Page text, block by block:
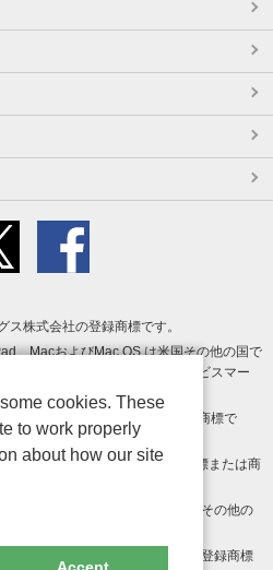
株式会社の登録商標です。
、MacおよびMac OS は米国その他の国で
。App Store は Apple Inc. のサービスマー
Play ロゴ は Google LLC の商標で
よびその他の国における登録商標または商
は、Adobe Inc.の米国およびその他の
商品名、ロゴは各社の商標または登録商標
cookies. These
to work properly
about how our site